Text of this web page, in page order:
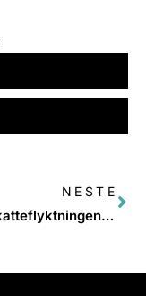
NESTE
Lytt til skatteflyktningene, få dem hjem